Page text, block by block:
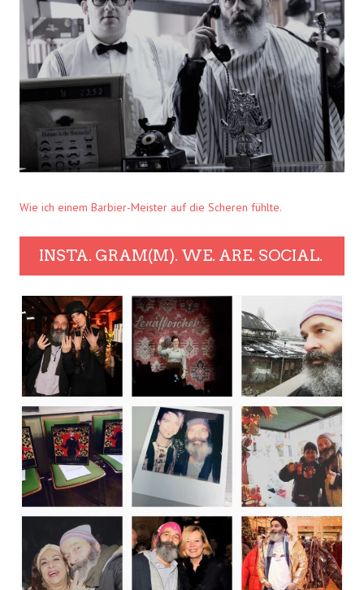
Wie ich einem Barbier-Meister auf die Scheren fühlte.
INSTA. GRAM(M). WE. ARE. SOCIAL.